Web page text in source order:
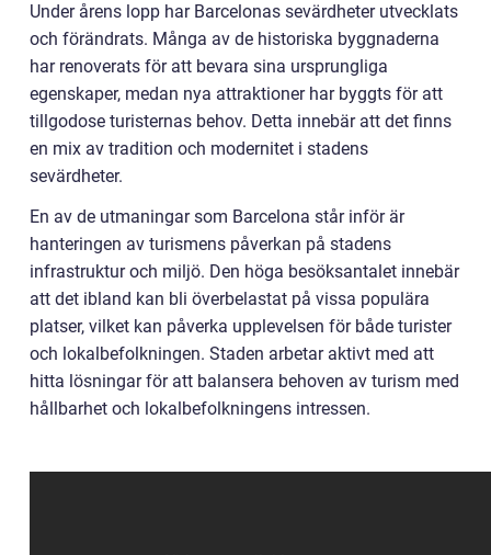
Under årens lopp har Barcelonas sevärdheter utvecklats
och förändrats. Många av de historiska byggnaderna
har renoverats för att bevara sina ursprungliga
egenskaper, medan nya attraktioner har byggts för att
tillgodose turisternas behov. Detta innebär att det finns
en mix av tradition och modernitet i stadens
sevärdheter.
En av de utmaningar som Barcelona står inför är
hanteringen av turismens påverkan på stadens
infrastruktur och miljö. Den höga besöksantalet innebär
att det ibland kan bli överbelastat på vissa populära
platser, vilket kan påverka upplevelsen för både turister
och lokalbefolkningen. Staden arbetar aktivt med att
hitta lösningar för att balansera behoven av turism med
hållbarhet och lokalbefolkningens intressen.